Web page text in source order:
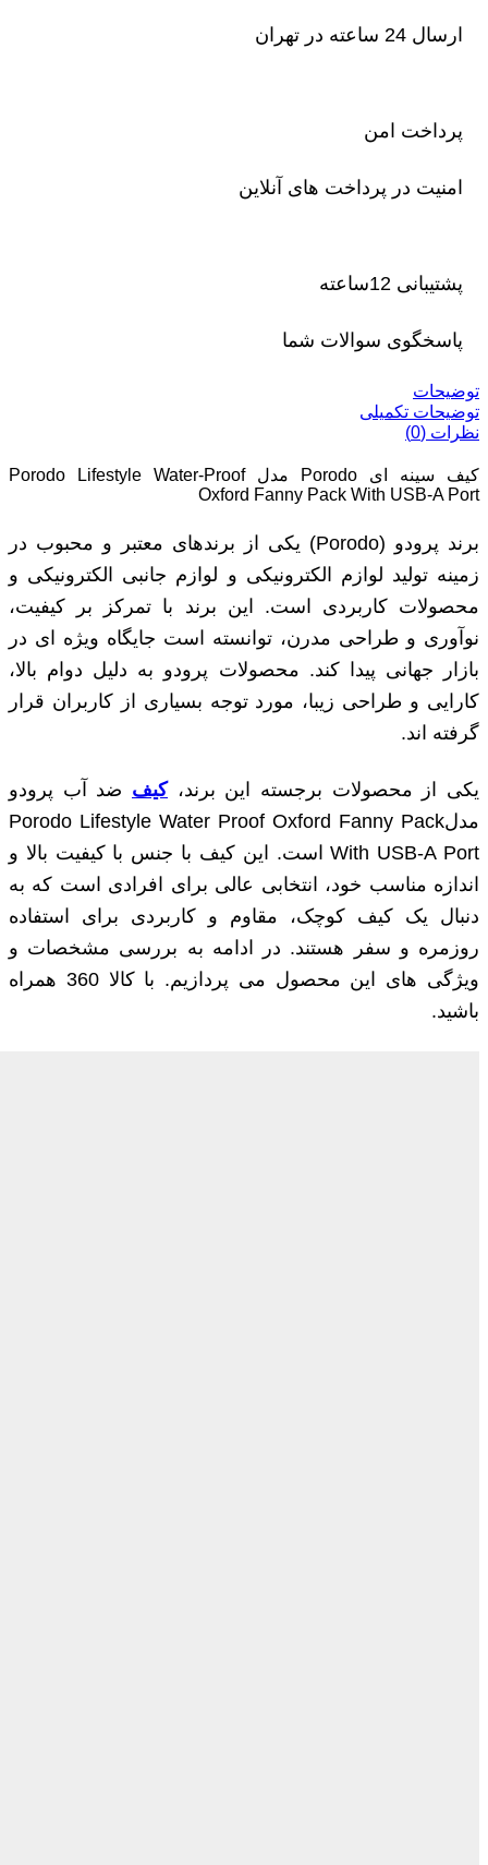
ارسال 24 ساعته در تهران
پرداخت امن
امنیت در پرداخت های آنلاین
پشتیبانی 12ساعته
پاسخگوی سوالات شما
توضیحات
توضیحات تکمیلی
نظرات (0)
کیف سینه ای Porodo مدل Porodo Lifestyle Water-Proof
Oxford Fanny Pack With USB-A Port
برند پرودو (Porodo) یکی از برندهای معتبر و محبوب در
زمینه تولید لوازم الکترونیکی و لوازم جانبی الکترونیکی و
محصولات کاربردی است. این برند با تمرکز بر کیفیت،
نوآوری و طراحی مدرن، توانسته است جایگاه ویژه‌ ای در
بازار جهانی پیدا کند. محصولات پرودو به دلیل دوام بالا،
کارایی و طراحی زیبا، مورد توجه بسیاری از کاربران قرار
گرفته ‌اند.
یکی از محصولات برجسته این برند،کیف ضد آب پرودو
مدلPorodo Lifestyle Water Proof Oxford Fanny Pack
With USB-A Port است. این کیف با جنس با کیفیت بالا و
اندازه مناسب خود، انتخابی عالی برای افرادی است که به
دنبال یک کیف کوچک، مقاوم و کاربردی برای استفاده
روزمره و سفر هستند. در ادامه به بررسی مشخصات و
ویژگی ‌های این محصول می ‌پردازیم. با کالا 360 همراه
باشید.